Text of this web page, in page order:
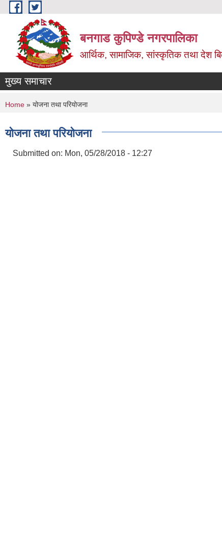
Skip to main content
बनगाड कुपिण्डे नगरपालिका
आर्थिक, सामाजिक, सांस्कृतिक तथा देश
मुख्य समाचार
You are here
Home » योजना तथा परियोजना
योजना तथा परियोजना
Submitted on: Mon, 05/28/2018 - 12:27